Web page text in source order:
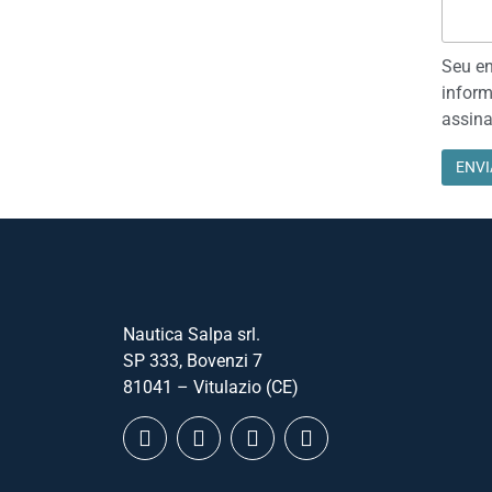
Seu
Nautica Salpa srl.
SP 333, Bovenzi 7
81041 – Vitulazio (CE)